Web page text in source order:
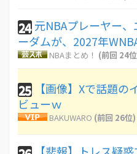
24 元NBAプレーヤー
ーダムが、2027年
NBAまとめ！ (前回 24
25
【画像】Xで話題
ビューｗ
BAKUWARO (前回 26位)